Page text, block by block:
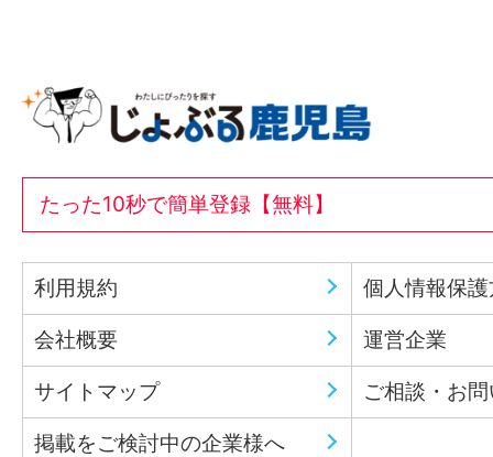
たった10秒で簡単登録【無料】
利用規約 個人情報保
会社概要 運営企業
サイトマップ ご相談・お
掲載をご検討中の企業様へ